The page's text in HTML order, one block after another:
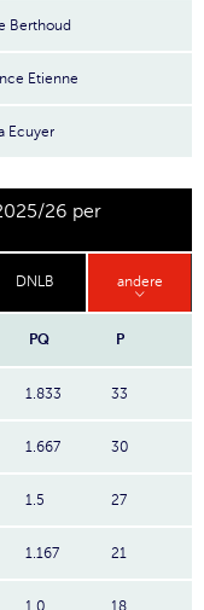
Berthoud
Etienne
Ecuyer
26 per
DNLB andere
PQ P
1.833 33
1.667 30
1.5 27
1.167 21
1.0 18